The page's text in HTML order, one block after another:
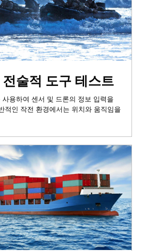
술적 도구 테스트
사용하여 센서 및 드론의 정보 입력을
적인 작전 환경에서는 위치와 움직임을